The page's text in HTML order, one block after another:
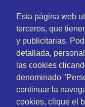
Fabricando
Esta página web
terceros, que
y publicitarias.
detallada,
las cookies
denominado
continuar la
cookies, clique el